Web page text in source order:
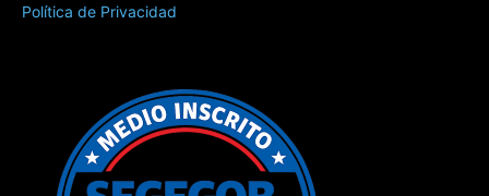
Política de Privacidad